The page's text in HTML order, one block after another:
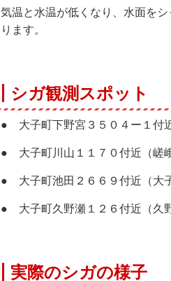
気温と水温が低くなり、水面を
ります。
シガ観測スポット
● 大子町下野宮３５０４ー１付
● 大子町川山１１７０付近（嵯
● 大子町池田２６６９付近（大
● 大子町久野瀬１２６付近（久
実際のシガの様子